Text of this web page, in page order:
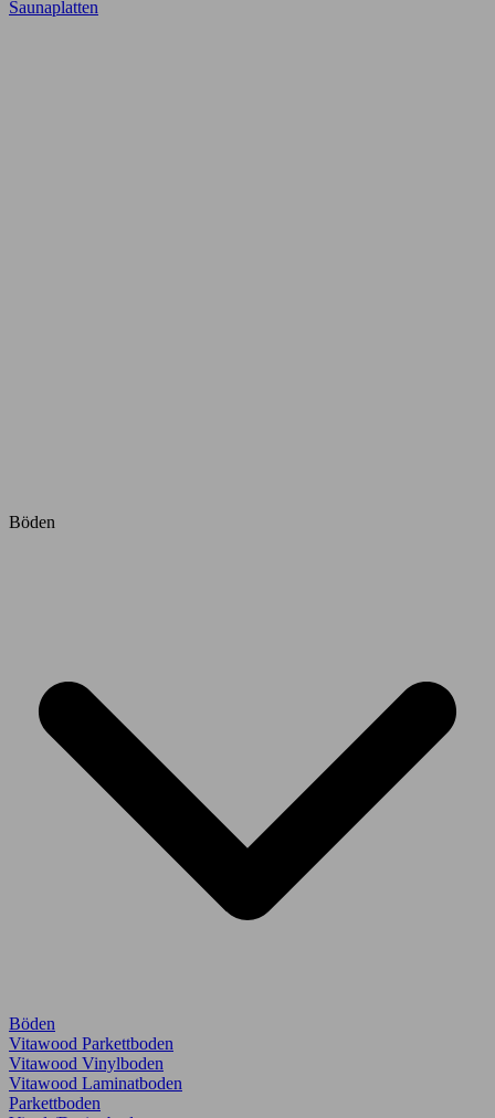
Saunaplatten
Böden
Böden
Vitawood Parkettboden
Vitawood Vinylboden
Vitawood Laminatboden
Parkettboden